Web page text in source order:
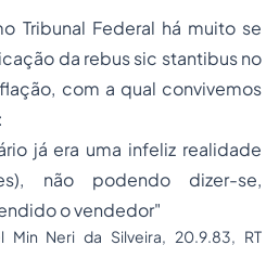
Tribunal Federal há muito se
da rebus sic stantibusno
com a qual convivemos
já era uma infeliz realidade
não podendo dizer-se,
o vendedor"
Min Neri da Silveira, 20.9.83, RT